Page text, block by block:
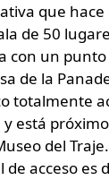
que
de 50
con un
de la
totalmente
está
del
acceso es